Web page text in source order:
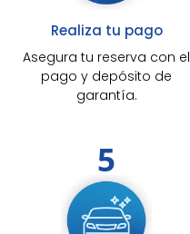
Realiza tu pago
Asegura tu reserva con el
pago y depósito de
garantía.
5